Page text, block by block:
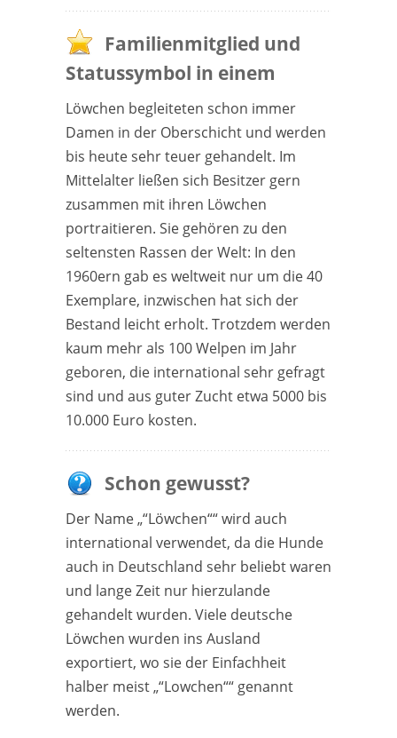
Familienmitglied und
Statussymbol in einem
Löwchen begleiteten schon immer
Damen in der Oberschicht und werden
bis heute sehr teuer gehandelt. Im
Mittelalter ließen sich Besitzer gern
zusammen mit ihren Löwchen
portraitieren. Sie gehören zu den
seltensten Rassen der Welt: In den
1960ern gab es weltweit nur um die 40
Exemplare, inzwischen hat sich der
Bestand leicht erholt. Trotzdem werden
kaum mehr als 100 Welpen im Jahr
geboren, die international sehr gefragt
sind und aus guter Zucht etwa 5000 bis
10.000 Euro kosten.
Schon gewusst?
Der Name „“Löwchen““ wird auch
international verwendet, da die Hunde
auch in Deutschland sehr beliebt waren
und lange Zeit nur hierzulande
gehandelt wurden. Viele deutsche
Löwchen wurden ins Ausland
exportiert, wo sie der Einfachheit
halber meist „“Lowchen““ genannt
werden.